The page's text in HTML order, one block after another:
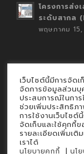
โครงการส่ง
ระดับสากล
พฤษภาคม
Contact
นโยบายคุกกี้
นโยบายข้อมูลส่ว
เว็บไซต์นี้มีการจัด
จัดการข้อมูลส่วนบุ
ประสบการณ์ในกา
ช่วยเพิ่มประสิทธิภ
การใช้งานเว็บไซต์
จัดเก็บและใช้คุกกี้
รายละเอียดเพิ่มเ
เราได้
นโยบายคุกกี้ | นโ